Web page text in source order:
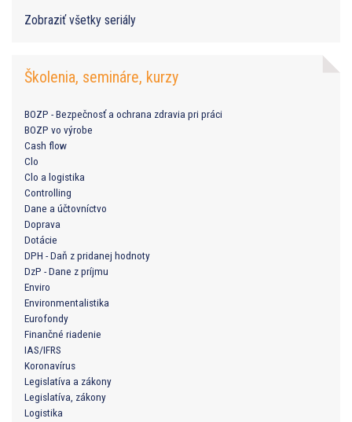
Zobraziť všetky seriály
Školenia, semináre, kurzy
BOZP - Bezpečnosť a ochrana zdravia pri práci
BOZP vo výrobe
Cash flow
Clo
Clo a logistika
Controlling
Dane a účtovníctvo
Doprava
Dotácie
DPH - Daň z pridanej hodnoty
DzP - Dane z príjmu
Enviro
Environmentalistika
Eurofondy
Finančné riadenie
IAS/IFRS
Koronavírus
Legislatíva a zákony
Legislatíva, zákony
Logistika